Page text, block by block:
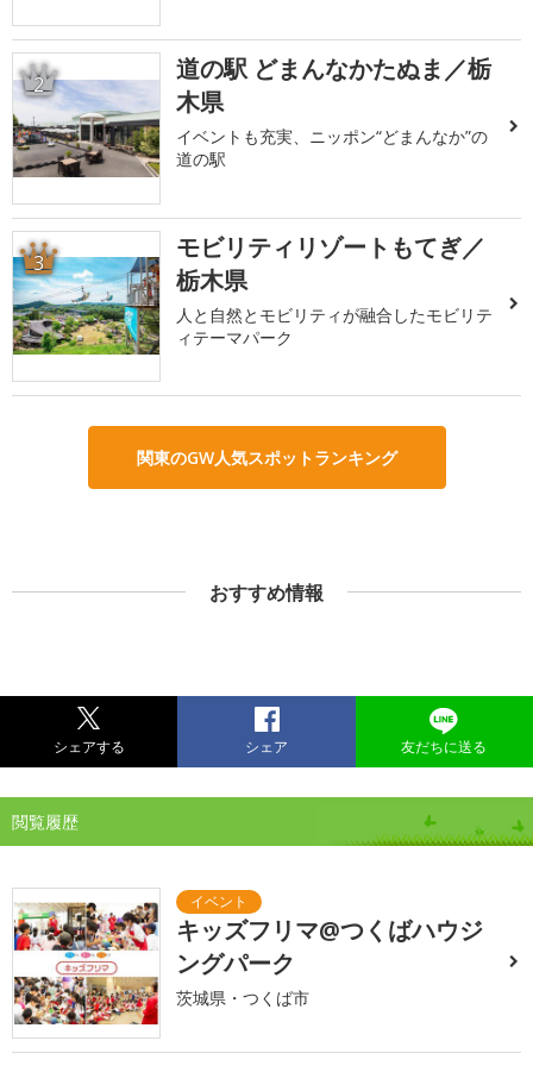
2
道の駅 どまんなかたぬま／栃
木県
イベントも充実、ニッポン“どまんなか”の
道の駅
3
モビリティリゾートもてぎ／
栃木県
人と自然とモビリティが融合したモビリテ
ィテーマパーク
関東のGW人気スポットランキング
おすすめ情報
シェアする シェア 友だちに送る
閲覧履歴
キッズフリマ@つくばハウジ
ングパーク
茨城県・つくば市